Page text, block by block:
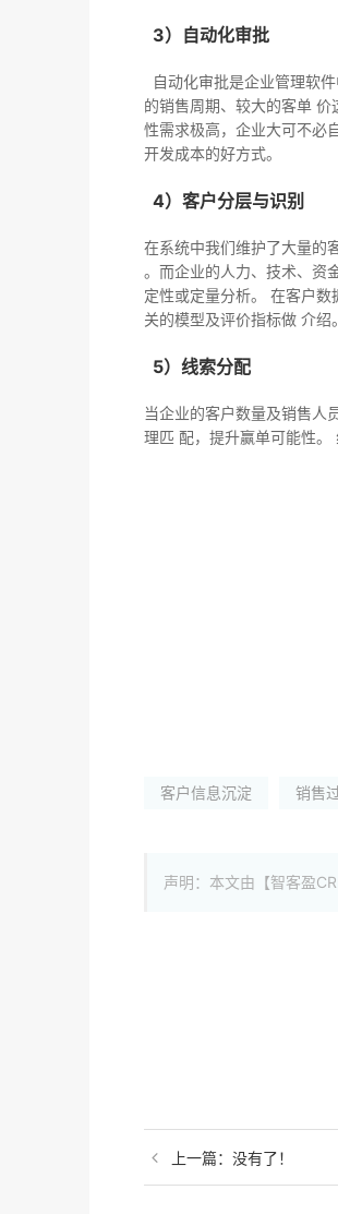
3）自动化审批
自动化审批是企业管理软
的销售周期、较大的客单
性需求极高，企业大可不必
开发成本的好方式。
4）客户分层与识别
在系统中我们维护了大量的
。而企业的人力、技术、资
定性或定量分析。 在客户
关的模型及评价指标做 介绍。
5）线索分配
当企业的客户数量及销售人
理匹 配，提升赢单可能性。
客户信息沉淀 销售
声明：本文由【智客盈
上一篇： 没有了！